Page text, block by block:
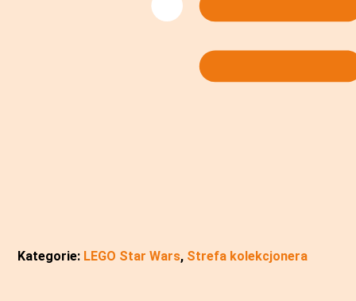
Kategorie: LEGO Star Wars, Strefa kolekcjonera